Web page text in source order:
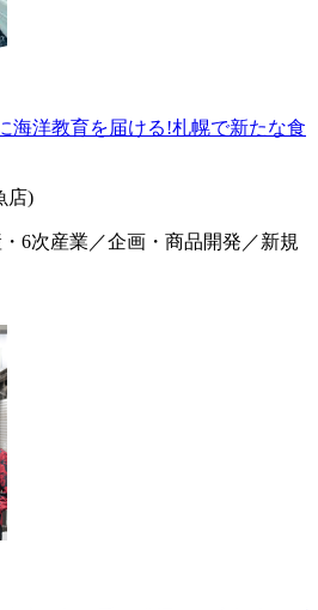
海洋教育を届ける!札幌で新たな食
店)
6次産業／企画・商品開発／新規